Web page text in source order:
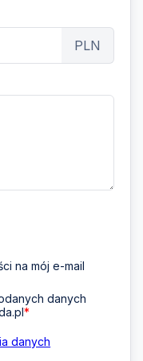
PLN
na mój e-mail
danych
*
danych